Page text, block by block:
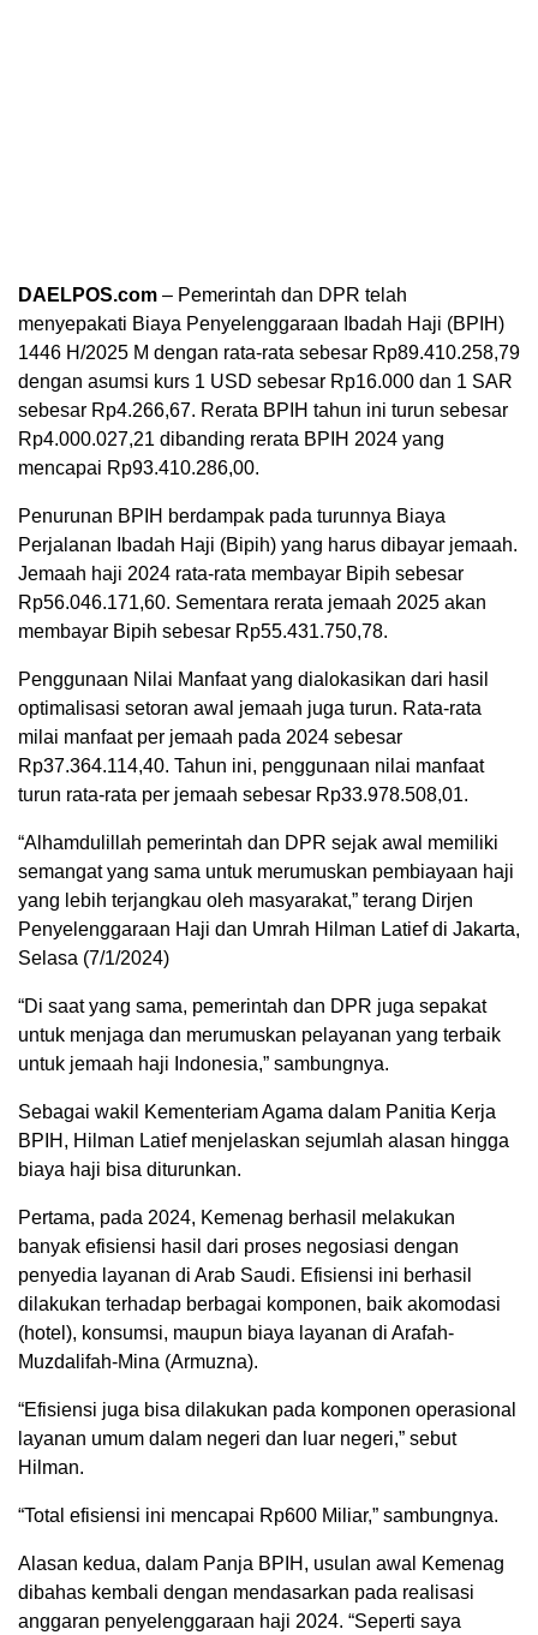
DAELPOS.com – Pemerintah dan DPR telah
menyepakati Biaya Penyelenggaraan Ibadah Haji (BPIH)
1446 H/2025 M dengan rata-rata sebesar Rp89.410.258,79
dengan asumsi kurs 1 USD sebesar Rp16.000 dan 1 SAR
sebesar Rp4.266,67. Rerata BPIH tahun ini turun sebesar
Rp4.000.027,21 dibanding rerata BPIH 2024 yang
mencapai Rp93.410.286,00.
Penurunan BPIH berdampak pada turunnya Biaya
Perjalanan Ibadah Haji (Bipih) yang harus dibayar jemaah.
Jemaah haji 2024 rata-rata membayar Bipih sebesar
Rp56.046.171,60. Sementara rerata jemaah 2025 akan
membayar Bipih sebesar Rp55.431.750,78.
Penggunaan Nilai Manfaat yang dialokasikan dari hasil
optimalisasi setoran awal jemaah juga turun. Rata-rata
milai manfaat per jemaah pada 2024 sebesar
Rp37.364.114,40. Tahun ini, penggunaan nilai manfaat
turun rata-rata per jemaah sebesar Rp33.978.508,01.
“Alhamdulillah pemerintah dan DPR sejak awal memiliki
semangat yang sama untuk merumuskan pembiayaan haji
yang lebih terjangkau oleh masyarakat,” terang Dirjen
Penyelenggaraan Haji dan Umrah Hilman Latief di Jakarta,
Selasa (7/1/2024)
“Di saat yang sama, pemerintah dan DPR juga sepakat
untuk menjaga dan merumuskan pelayanan yang terbaik
untuk jemaah haji Indonesia,” sambungnya.
Sebagai wakil Kementeriam Agama dalam Panitia Kerja
BPIH, Hilman Latief menjelaskan sejumlah alasan hingga
biaya haji bisa diturunkan.
Pertama, pada 2024, Kemenag berhasil melakukan
banyak efisiensi hasil dari proses negosiasi dengan
penyedia layanan di Arab Saudi. Efisiensi ini berhasil
dilakukan terhadap berbagai komponen, baik akomodasi
(hotel), konsumsi, maupun biaya layanan di Arafah-
Muzdalifah-Mina (Armuzna).
“Efisiensi juga bisa dilakukan pada komponen operasional
layanan umum dalam negeri dan luar negeri,” sebut
Hilman.
“Total efisiensi ini mencapai Rp600 Miliar,” sambungnya.
Alasan kedua, ⁠dalam Panja BPIH, usulan awal Kemenag
dibahas kembali dengan mendasarkan pada realisasi
anggaran penyelenggaraan haji 2024. “Seperti saya